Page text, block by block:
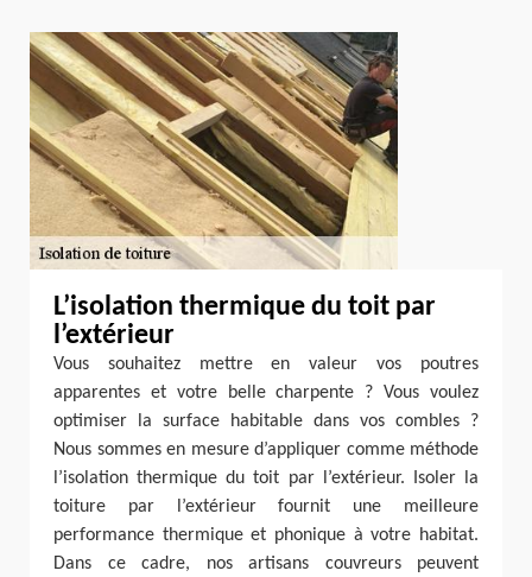
L’isolation thermique du toit par
l’extérieur
Vous souhaitez mettre en valeur vos poutres
apparentes et votre belle charpente ? Vous voulez
optimiser la surface habitable dans vos combles ?
Nous sommes en mesure d’appliquer comme méthode
l’isolation thermique du toit par l’extérieur. Isoler la
toiture par l’extérieur fournit une meilleure
performance thermique et phonique à votre habitat.
Dans ce cadre, nos artisans couvreurs peuvent